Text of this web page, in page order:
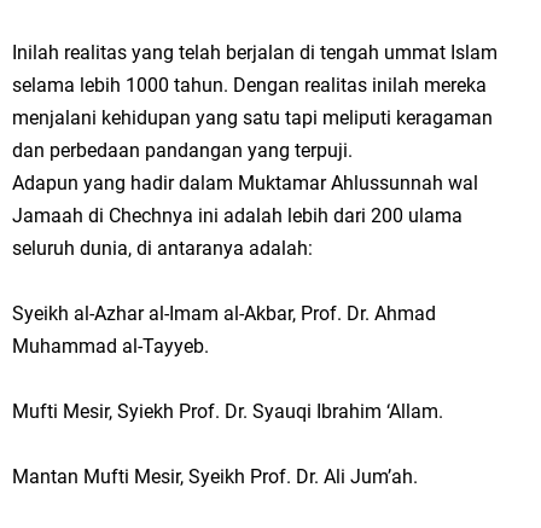
Inilah realitas yang telah berjalan di tengah ummat Islam
selama lebih 1000 tahun. Dengan realitas inilah mereka
menjalani kehidupan yang satu tapi meliputi keragaman
dan perbedaan pandangan yang terpuji.
Adapun yang hadir dalam Muktamar Ahlussunnah wal
Jamaah di Chechnya ini adalah lebih dari 200 ulama
seluruh dunia, di antaranya adalah:
Syeikh al-Azhar al-Imam al-Akbar, Prof. Dr. Ahmad
Muhammad al-Tayyeb.
Mufti Mesir, Syiekh Prof. Dr. Syauqi Ibrahim ‘Allam.
Mantan Mufti Mesir, Syeikh Prof. Dr. Ali Jum’ah.